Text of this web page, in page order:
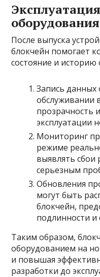
оборудования
После выпуска
блокчейн помогает
состояние и
Запись данных
обслуживании
прозрачность
эксплуатации
Мониторинг
режиме
выявлять
серьезным
Обновления
могут быть
блокчейн,
подлинности и
Таким образом,
оборудованием на
и повышая
разработки до